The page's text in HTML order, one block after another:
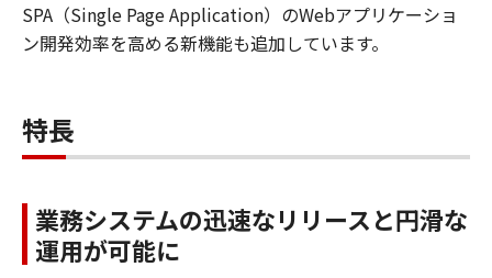
SPA（Single Page Application）のWebアプリケーショ
ン開発効率を高める新機能も追加しています。
特長
業務システムの迅速なリリースと円滑な
運用が可能に